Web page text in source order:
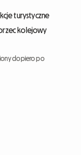
turystyczne
kolejowy
dopiero po